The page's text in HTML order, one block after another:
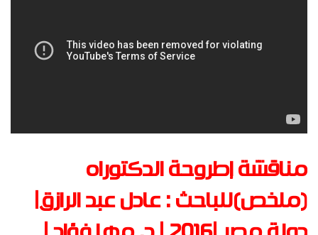
مناقشة إطروحة الدكتوراه
(ملخص)للباحث : عادل عبد الرازق|